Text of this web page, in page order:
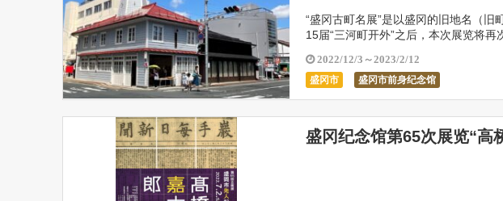
“盛冈古町名展”是以盛冈的旧地名（
15届“三河町开外”之后，本次展览将
2022/12/3～2023/2/12
盛冈市 盛冈市前身纪念馆
盛冈纪念馆第65次展览“高